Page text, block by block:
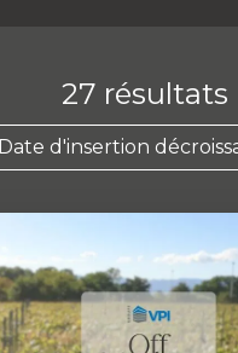
27 résultats
Date d'insertion